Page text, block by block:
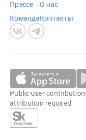
Прессе
Команда
О нас
Контакты
Public user
attribution required